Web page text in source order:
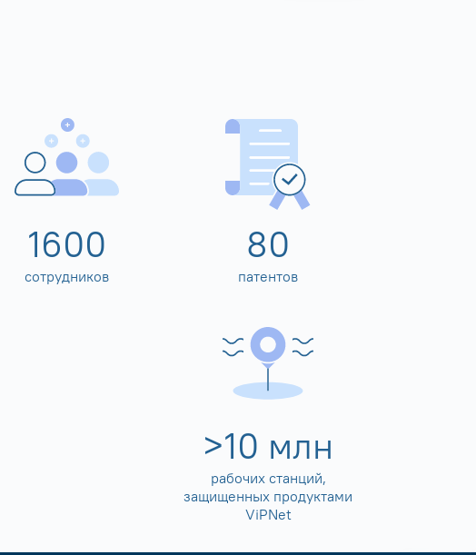
1600
сотрудников
80
патентов
>10 млн
рабочих станций,
защищенных продуктами
ViPNet